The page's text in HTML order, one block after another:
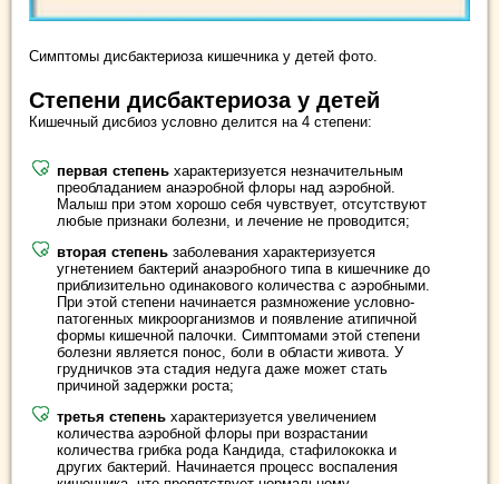
Симптомы дисбактериоза кишечника у детей фото.
Степени дисбактериоза у детей
Кишечный дисбиоз условно делится на 4 степени:
первая степень характеризуется незначительным
преобладанием анаэробной флоры над аэробной.
Малыш при этом хорошо себя чувствует, отсутствуют
любые признаки болезни, и лечение не проводится;
вторая степень заболевания характеризуется
угнетением бактерий анаэробного типа в кишечнике до
приблизительно одинакового количества с аэробными.
При этой степени начинается размножение условно-
патогенных микроорганизмов и появление атипичной
формы кишечной палочки. Симптомами этой степени
болезни является понос, боли в области живота. У
грудничков эта стадия недуга даже может стать
причиной задержки роста;
третья степень характеризуется увеличением
количества аэробной флоры при возрастании
количества грибка рода Кандида, стафилококка и
других бактерий. Начинается процесс воспаления